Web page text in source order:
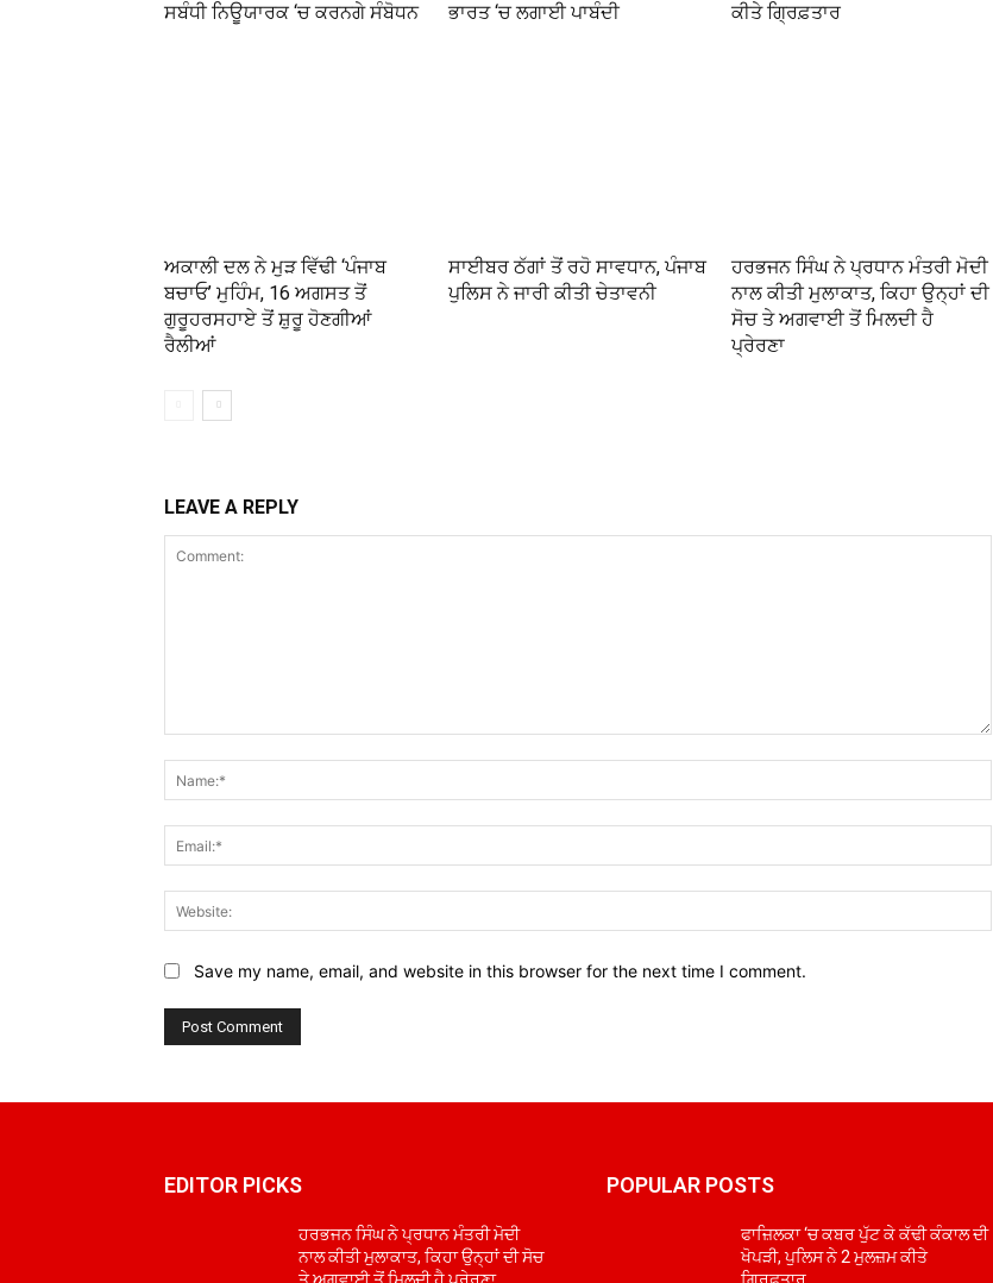
ਸਬੰਧੀ ਨਿਊਯਾਰਕ ‘ਚ ਕਰਨਗੇ ਸੰਬੋਧਨ
ਭਾਰਤ ‘ਚ ਲਗਾਈ ਪਾਬੰਦੀ
ਕੀਤੇ ਗ੍ਰਿਫ਼ਤਾਰ
ਅਕਾਲੀ ਦਲ ਨੇ ਮੁੜ ਵਿੱਢੀ ‘ਪੰਜਾਬ
ਬਚਾਓ’ ਮੁਹਿੰਮ, 16 ਅਗਸਤ ਤੋਂ
ਗੁਰੂਹਰਸਹਾਏ ਤੋਂ ਸ਼ੁਰੂ ਹੋਣਗੀਆਂ
ਰੈਲੀਆਂ
ਸਾਈਬਰ ਠੱਗਾਂ ਤੋਂ ਰਹੋ ਸਾਵਧਾਨ, ਪੰਜਾਬ
ਪੁਲਿਸ ਨੇ ਜਾਰੀ ਕੀਤੀ ਚੇਤਾਵਨੀ
ਹਰਭਜਨ ਸਿੰਘ ਨੇ ਪ੍ਰਧਾਨ ਮੰਤਰੀ ਮੋਦੀ
ਨਾਲ ਕੀਤੀ ਮੁਲਾਕਾਤ, ਕਿਹਾ ਉਨ੍ਹਾਂ ਦੀ
ਸੋਚ ਤੇ ਅਗਵਾਈ ਤੋਂ ਮਿਲਦੀ ਹੈ
ਪ੍ਰੇਰਣਾ
LEAVE A REPLY
Save my name, email, and website in this browser for the next time I comment.
EDITOR PICKS
ਹਰਭਜਨ ਸਿੰਘ ਨੇ ਪ੍ਰਧਾਨ ਮੰਤਰੀ ਮੋਦੀ
ਨਾਲ ਕੀਤੀ ਮੁਲਾਕਾਤ, ਕਿਹਾ ਉਨ੍ਹਾਂ ਦੀ ਸੋਚ
POPULAR POSTS
ਫਾਜ਼ਿਲਕਾ ‘ਚ ਕਬਰ ਪੁੱਟ ਕੇ ਕੱਢੀ ਕੰਕਾਲ ਦੀ
ਖੋਪੜੀ, ਪੁਲਿਸ ਨੇ 2 ਮੁਲਜ਼ਮ ਕੀਤੇ